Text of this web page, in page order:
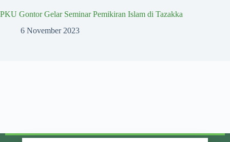
PKU Gontor Gelar Seminar Pemikiran Islam di Tazakka
6 November 2023